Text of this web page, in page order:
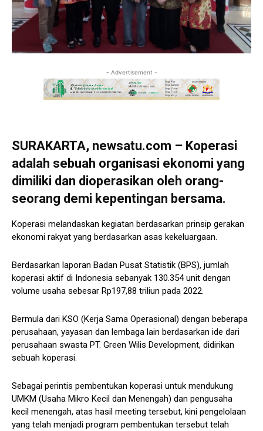
- Advertisement -
SURAKARTA, newsatu.com – Koperasi
adalah sebuah organisasi ekonomi yang
dimiliki dan dioperasikan oleh orang-
seorang demi kepentingan bersama.
Koperasi melandaskan kegiatan berdasarkan prinsip gerakan
ekonomi rakyat yang berdasarkan asas kekeluargaan.
Berdasarkan laporan Badan Pusat Statistik (BPS), jumlah
koperasi aktif di Indonesia sebanyak 130.354 unit dengan
volume usaha sebesar Rp197,88 triliun pada 2022.
Bermula dari KSO (Kerja Sama Operasional) dengan beberapa
perusahaan, yayasan dan lembaga lain berdasarkan ide dari
perusahaan swasta PT. Green Wilis Development, didirikan
sebuah koperasi.
Sebagai perintis pembentukan koperasi untuk mendukung
UMKM (Usaha Mikro Kecil dan Menengah) dan pengusaha
kecil menengah, atas hasil meeting tersebut, kini pengelolaan
yang telah menjadi program pembentukan tersebut telah